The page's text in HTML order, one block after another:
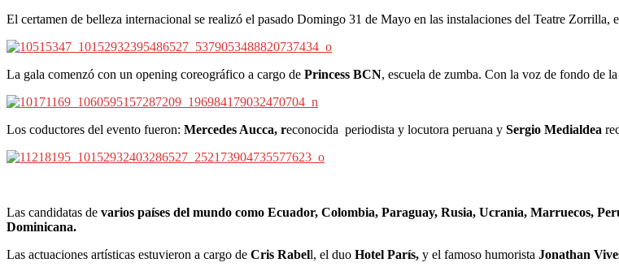
El certamen de belleza internacional se realizó el pasado Domingo 31 de Mayo en las instalaciones del Teatre Zorrilla,
La gala comenzó con un opening coreográfico a cargo de Princess BCN, escuela de zumba. Con la voz de fondo de la
Los coductores del evento fueron: Mercedes Aucca, reconocida periodista y locutora peruana y Sergio Medialdea
Las candidatas de varios países del mundo como Ecuador, Colombia, Paraguay, Rusia, Ucrania, Marruecos,
Dominicana.
Las actuaciones artísticas estuvieron a cargo de Cris Rabell, el duo Hotel París, y el famoso humorista Jonathan